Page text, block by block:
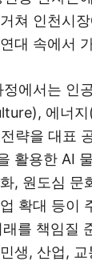
쳐 인천시
대 속에서
정에서는 인
에너
략을 대표
활용한 AI
, 원도심 문
확대 등이
래를 책임질
생, 산업,